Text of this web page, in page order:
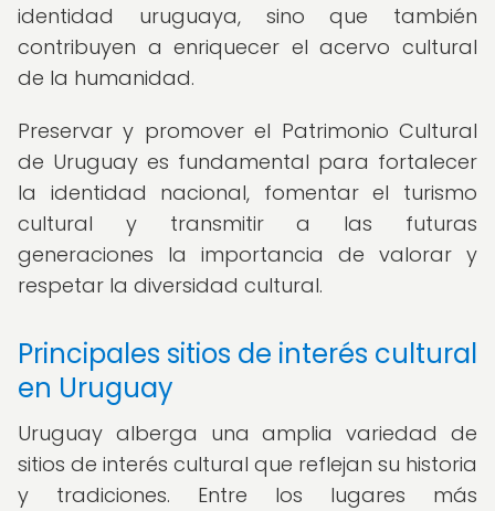
identidad uruguaya, sino que también
contribuyen a enriquecer el acervo cultural
de la humanidad.
Preservar y promover el Patrimonio Cultural
de Uruguay es fundamental para fortalecer
la identidad nacional, fomentar el turismo
cultural y transmitir a las futuras
generaciones la importancia de valorar y
respetar la diversidad cultural.
Principales sitios de interés cultural
en Uruguay
Uruguay alberga una amplia variedad de
sitios de interés cultural que reflejan su historia
y tradiciones. Entre los lugares más